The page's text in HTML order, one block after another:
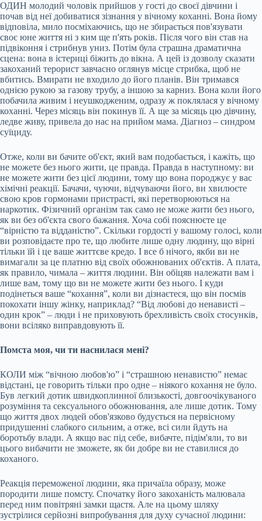
ОДИН молодий чоловік прийшов у гості до своєї дівчини і
почав від неї добиватися зізнання у вічному коханні. Вона йому
відповіла, мило посміхаючись, що не збирається пов'язувати
своє юне життя ні з ким ще п'ять років. Після чого він став на
підвіконня і стрибнув униз. Потім була страшна драматична
сцена: вона в істериці біжить до вікна. А цей із дозволу сказати
закоханий терорист завчасно оглянув місце стрибка, щоб не
вбитись. Вмирати не входило до його планів. Він тримався
однією рукою за газову трубу, а іншою за карниз. Вона коли його
побачила живим і неушкодженим, одразу ж поклялася у вічному
коханні. Через місяць він покинув її. А ще за місяць цю дівчину,
ледве живу, привела до нас на прийом мама. Діагноз – синдром
суїциду.
Отже, коли ви бачите об'єкт, який вам подобається, і кажіть, що
не можете без нього жити, це правда. Правда в наступному: ви
не можете жити без цієї людини, тому що вона породжує у вас
хімічні реакції. Бачачи, чуючи, відчуваючи його, ви хвилюєте
свою кров гормонами пристрасті, які перетворюються на
наркотик. Фізичний організм так само не може жити без нього,
як ви без об'єкта свого бажання. Хоча собі пояснюєте це
“вірністю та відданістю”. Скільки гордості у вашому голосі, коли
ви розповідаєте про те, що любите лише одну людину, що вірні
тільки їй і це ваше життєве кредо. І все б нічого, якби ви не
вимагали за це платню від своїх обожнюваних об'єктів. А плата,
як правило, чимала – життя людини. Він обіцяв належати вам і
лише вам, тому що ви не можете жити без нього. І куди
подінеться ваше “кохання”, коли ви дізнаєтеся, що він посмів
покохати іншу жінку, наприклад? “Від любові до ненависті –
один крок” – люди і не приховують брехливість своїх стосунків,
вони всіляко виправдовують її.
Помста моя, чи ти наснилася мені?
КОЛИ між “вічною любов'ю” і “страшною ненавистю” немає
відстані, це говорить тільки про одне – ніякого кохання не було.
Був легкий дотик швидкоплинної близькості, довгоочікуваного
розуміння та сексуального обожнювання, але лише дотик. Тому
що життя двох людей обов'язково будується на первісному
придушенні слабкого сильним, а отже, всі сили йдуть на
боротьбу влади. А якщо вас під себе, вибачте, підім'яли, то ви
цього вибачити не зможете, як би добре ви не ставилися до
коханого.
Реакція переможеної людини, яка причаїла образу, може
породити лише помсту. Спочатку його закоханість малювала
перед ним повітряні замки щастя. Але на цьому шляху
зустрілися серйозні випробування для духу сучасної людини: